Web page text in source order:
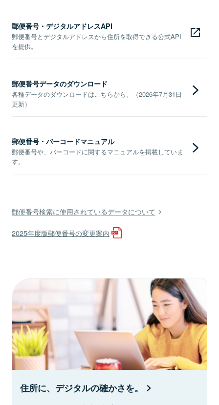
郵便番号・デジタルアドレスAPI
郵便番号とデジタルアドレスから住所を取得できる公式API
を提供。
郵便番号データのダウンロード
各種データのダウンロードはこちらから。（2026年7月31日
更新）
郵便番号・バーコードマニュアル
郵便番号や、バーコードに関するマニュアルを掲載していま
す。
郵便番号検索に使用されているデータについて
2025年度版郵便番号の変更案内
住所に、デジタルの確かさを。